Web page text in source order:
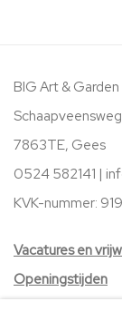
BIG Art &
7863TE, Gees
0524 582141 |
KVK-nummer:
Vacaturesen
Openingstijden